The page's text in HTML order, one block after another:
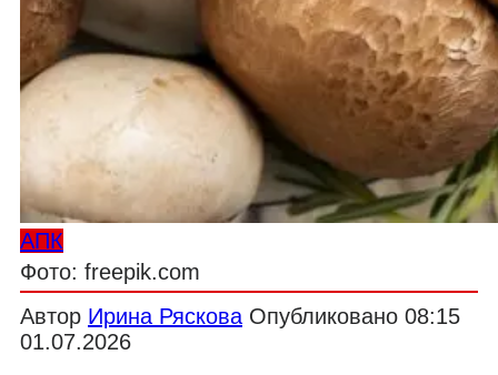
АПК
Фото: freepik.com
Автор Ирина Ряскова Опубликовано 08:15
01.07.2026